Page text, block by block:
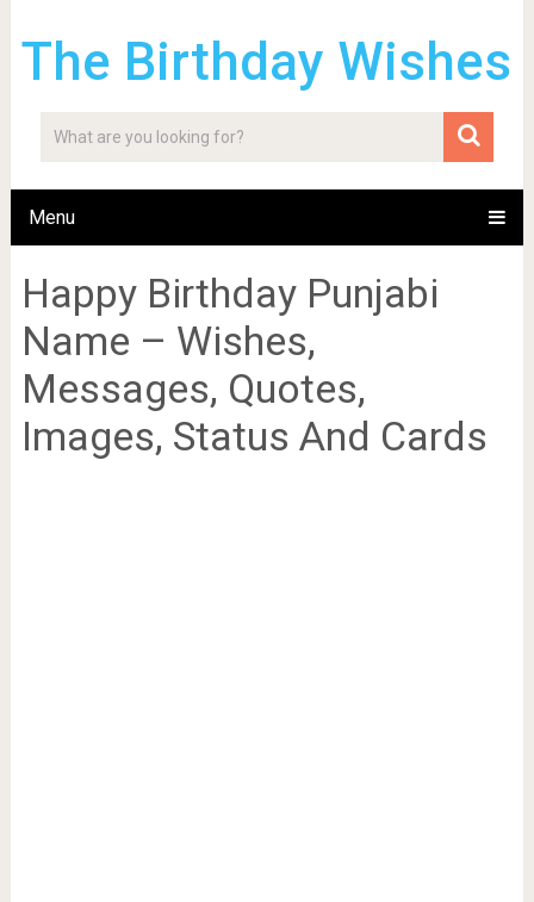
The Birthday Wishes
Menu
Happy Birthday Punjabi
Name – Wishes,
Messages, Quotes,
Images, Status And Cards